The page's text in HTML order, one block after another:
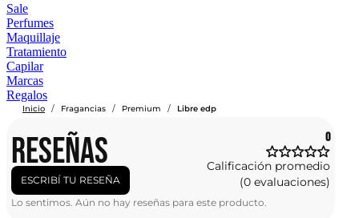
Sale
Perfumes
Maquillaje
Tratamiento
Capilar
Marcas
Regalos
Inicio / Fragancias / Premium / Libre edp
RESEÑAS
ESCRIBÍ TU RESEÑA
0
Calificación promedio
(0 evaluaciones)
Lo sentimos. Aún no hay reseñas para este producto.